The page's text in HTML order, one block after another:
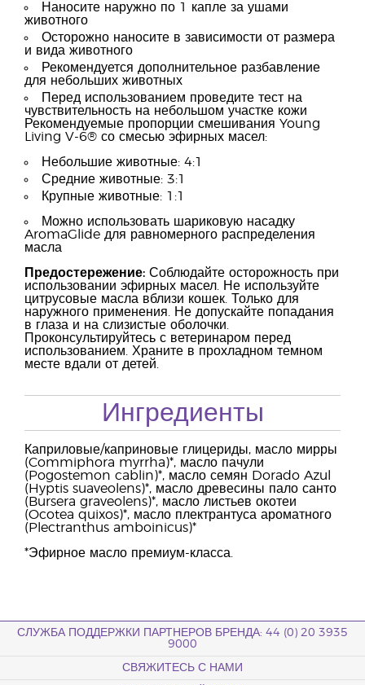
Наносите наружно по 1 капле за ушами
животного
Осторожно наносите в зависимости от размера
и вида животного
Рекомендуется дополнительное разбавление
для небольших животных
Перед использованием проведите тест на
чувствительность на небольшом участке кожи
Рекомендуемые пропорции смешивания Young
Living V-6® со смесью эфирных масел:
Небольшие животные: 4:1
Средние животные: 3:1
Крупные животные: 1:1
Можно использовать шариковую насадку
AromaGlide для равномерного распределения
масла
Предостережение: Соблюдайте осторожность при
использовании эфирных масел. Не используйте
цитрусовые масла вблизи кошек. Только для
наружного применения. Не допускайте попадания
в глаза и на слизистые оболочки.
Проконсультируйтесь с ветеринаром перед
использованием. Храните в прохладном темном
месте вдали от детей.
Ингредиенты
Каприловые/каприновые глицериды, масло мирры
(Commiphora myrrha)*, масло пачули
(Pogostemon cablin)*, масло семян Dorado Azul
(Hyptis suaveolens)*, масло древесины пало санто
(Bursera graveolens)*, масло листьев окотеи
(Ocotea quixos)*, масло плектрантуса ароматного
(Plectranthus amboinicus)*
*Эфирное масло премиум-класса.
СЛУЖБА ПОДДЕРЖКИ ПАРТНЕРОВ БРЕНДА: 44 (0) 20 3935
9000
СВЯЖИТЕСЬ С НАМИ